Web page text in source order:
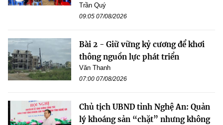
Trần Quý
09:05 07/08/2026
Bài 2 - Giữ vững kỷ cương để khơi
thông nguồn lực phát triển
Văn Thanh
07:00 07/08/2026
Chủ tịch UBND tỉnh Nghệ An: Quản
lý khoáng sản “chặt” nhưng không